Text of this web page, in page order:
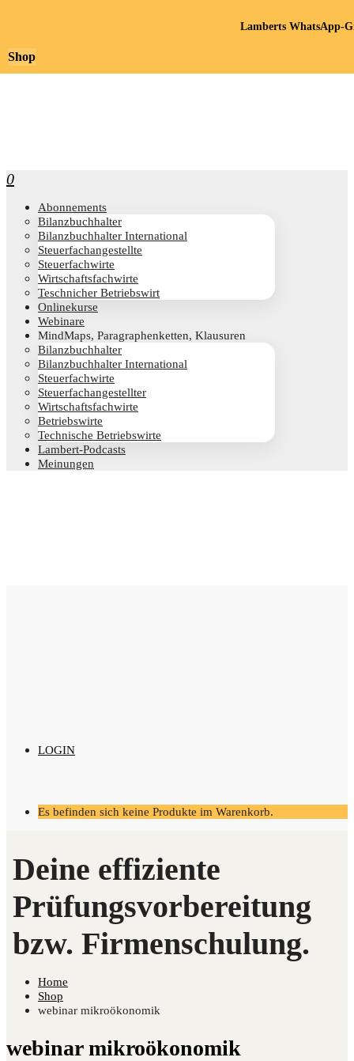
0
Abon­ne­ments
Bilanz­buch­hal­ter
Bilanz­buch­hal­ter International
Steu­er­fach­an­ge­stell­te
Steu­er­fach­wir­te
Wirt­schafts­fach­wir­te
Teschni­cher Betriebswirt
Online­kur­se
Web­i­na­re
Mind­Maps, Para­gra­phen­ket­ten, Klausuren
Bilanz­buch­hal­ter
Bilanz­buch­hal­ter International
Steu­er­fach­wir­te
Steu­er­fach­an­ge­stell­ter
Wirt­schafts­fach­wir­te
Betriebs­wir­te
Tech­ni­sche Betriebswirte
Lam­­bert-Pod­­casts
Mei­nun­gen
LOGIN
Es befinden sich keine Produkte im Warenkorb.
Home
Shop
webinar mikroökonomik
webinar mikroökonomik
Shop
Lamberts WhatsApp-